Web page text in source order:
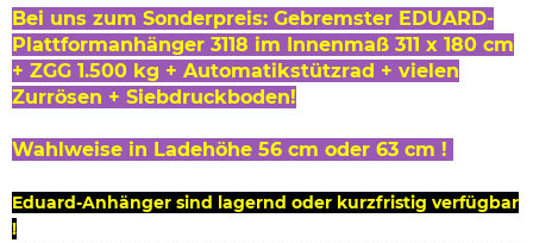
Bei uns zum Sonderpreis: Gebremster EDUARD-
Plattformanhänger 3118 im Innenmaß 311 x 180 cm
+ ZGG 1.500 kg + Automatikstützrad + vielen
Zurrösen + Siebdruckboden!
Wahlweise in Ladehöhe 56 cm oder 63 cm !
Eduard-Anhänger sind lagernd oder kurzfristig verfügbar
!